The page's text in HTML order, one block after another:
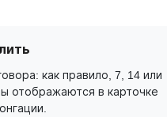
как правило, 7, 14 или
отображаются в карточке